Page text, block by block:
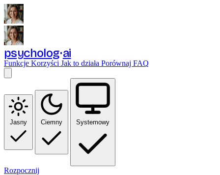
psycholog ai
Funkcje Korzyści Jak to działa Porównaj FAQ
Jasny Ciemny Systemowy
Rozpocznij